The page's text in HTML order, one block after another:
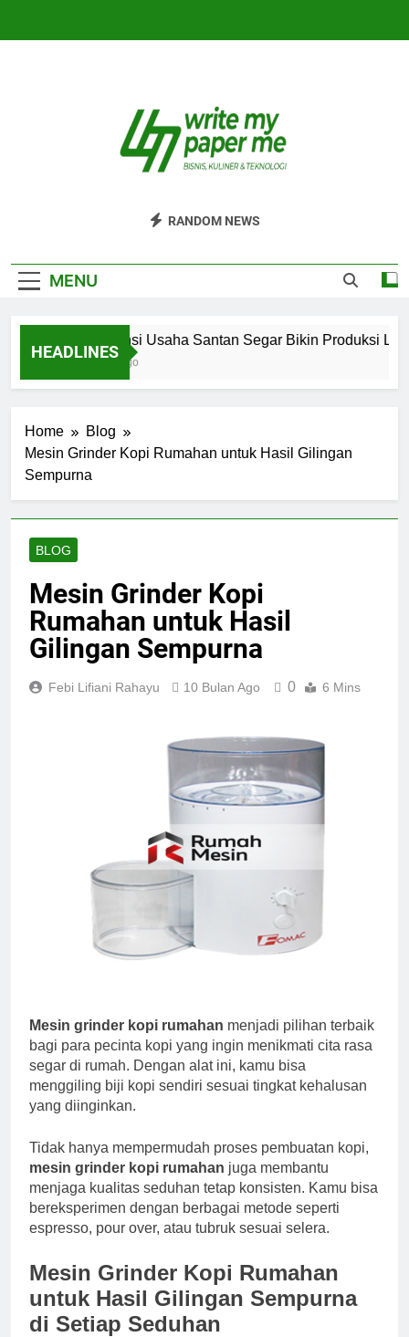
Bisnis, Kuliner, Teknologi
RANDOM NEWS
MENU
HEADLINES
Efisiensi Usaha Santan Segar Bikin Produksi Lebih
2 Hari Ago
Home
Blog
Mesin Grinder Kopi Rumahan untuk Hasil Gilingan
Sempurna
BLOG
Mesin Grinder Kopi
Rumahan untuk Hasil
Gilingan Sempurna
Febi Lifiani Rahayu 10 Bulan Ago 0 6 Mins
Mesin grinder kopi rumahan menjadi pilihan terbaik
bagi para pecinta kopi yang ingin menikmati cita rasa
segar di rumah. Dengan alat ini, kamu bisa
menggiling biji kopi sendiri sesuai tingkat kehalusan
yang diinginkan.
Tidak hanya mempermudah proses pembuatan kopi,
mesin grinder kopi rumahan juga membantu
menjaga kualitas seduhan tetap konsisten. Kamu bisa
bereksperimen dengan berbagai metode seperti
espresso, pour over, atau tubruk sesuai selera.
Mesin Grinder Kopi Rumahan
untuk Hasil Gilingan Sempurna
di Setiap Seduhan